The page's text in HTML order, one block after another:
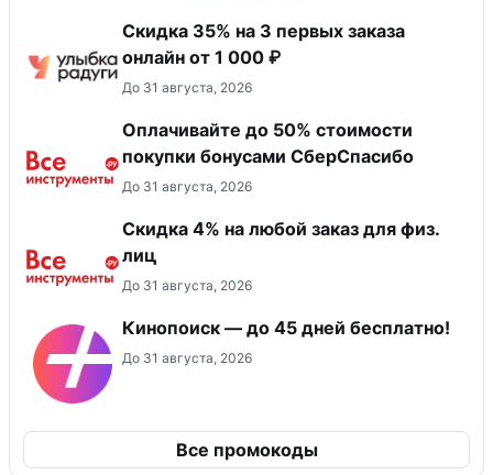
Скидка 35% на 3 первых заказа
онлайн от 1 000 ₽
До 31 августа, 2026
Оплачивайте до 50% стоимости
покупки бонусами СберСпасибо
До 31 августа, 2026
Скидка 4% на любой заказ для физ.
лиц
До 31 августа, 2026
Кинопоиск — до 45 дней бесплатно!
До 31 августа, 2026
Все промокоды